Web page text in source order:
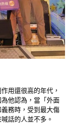
用還很高的年代，
他認為，當「外面
務時，受到最大傷
話的人並不多。